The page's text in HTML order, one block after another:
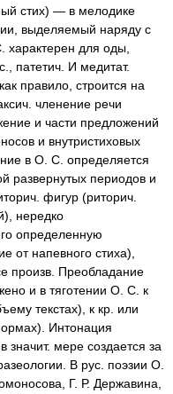
стих) — в мелодике
выделяемый наряду с
для оды,
патетич. И медитат.
правило, строится на
членение речи
и части предложений
и внутристиховых
в О. С. определяется
развернутых периодов и
фигур (риторич.
нередко
определенную
от напевного стиха),
произв. Преобладание
и в тяготении О. С. к
текстах), к кр. или
Интонация
мере создается за
В рус. поэзии О.
Г. Р. Державина,